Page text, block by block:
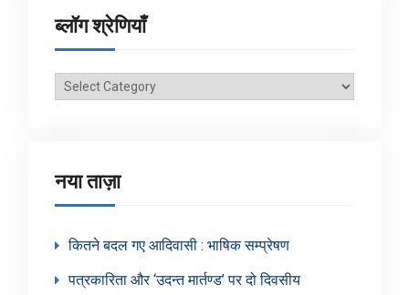
ब्लॉग श्रेणियाँ
ब्लॉग
नया ताज़ा
कितने बदल गए आदिवासी : भाषिक सम्प्रेषण
पत्रकारिता और ‘उदन्त मार्तण्ड’ पर दो दिवसीय